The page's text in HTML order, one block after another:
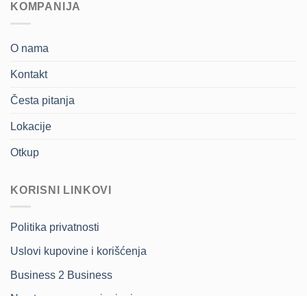
KOMPANIJA
O nama
Kontakt
Česta pitanja
Lokacije
Otkup
KORISNI LINKOVI
Politika privatnosti
Uslovi kupovine i korišćenja
Business 2 Business